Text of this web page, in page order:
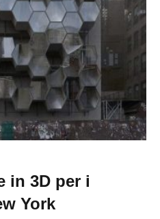
in 3D per i
York